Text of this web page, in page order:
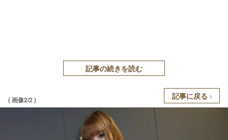
記事の続きを読む
( 画像2/2 ) 記事に戻る